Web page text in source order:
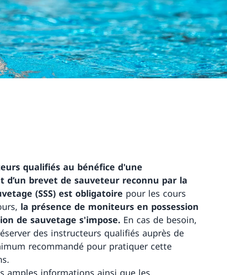
qualifiés au bénéfice d'une
d’un brevet de sauveteur reconnu par la
(SSS) est obligatoire pour les cours
la présence de moniteurs en possession
de sauvetage s'impose. En cas de besoin,
des instructeurs qualifiés auprès de
recommandé pour pratiquer cette
amples informations ainsi que les